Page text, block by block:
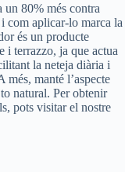
un 80% més contra
com aplicar-lo marca la
és un producte
i terrazzo, ja que actua
la neteja diària i
més, manté l’aspecte
natural. Per obtenir
pots visitar el nostre